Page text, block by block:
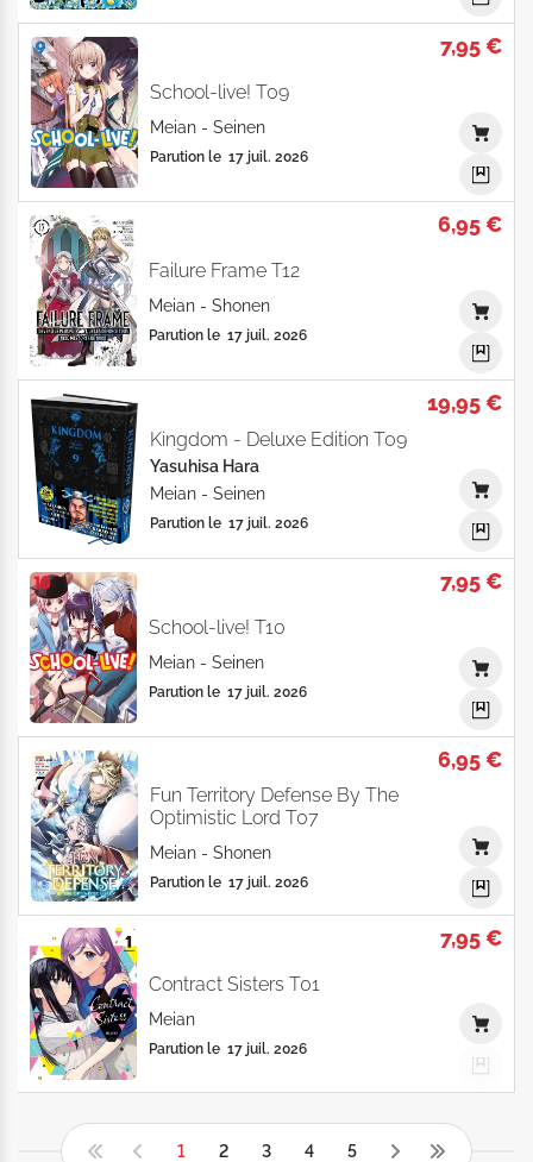
7,95 €
School-live! T09
Meian - Seinen
Parution le 17 juil. 2026
6,95 €
Failure Frame T12
Meian - Shonen
Parution le 17 juil. 2026
19,95 €
Kingdom - Deluxe Edition T09
Yasuhisa Hara
Meian - Seinen
Parution le 17 juil. 2026
7,95 €
School-live! T10
Meian - Seinen
Parution le 17 juil. 2026
6,95 €
Fun Territory Defense By The
Optimistic Lord T07
Meian - Shonen
Parution le 17 juil. 2026
7,95 €
Contract Sisters T01
Meian
Parution le 17 juil. 2026
1 2 3 4 5